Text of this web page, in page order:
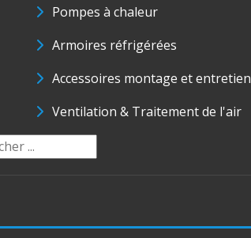
Pompes à chaleur
Armoires réfrigérées
Accessoires montage et entretien
Ventilation & Traitement de l'air